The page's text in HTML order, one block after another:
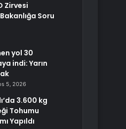
Zirvesi
Soru
yol 30
indi: Yarın
5, 2026
3.600 kg
Tohumu
Yapıldı